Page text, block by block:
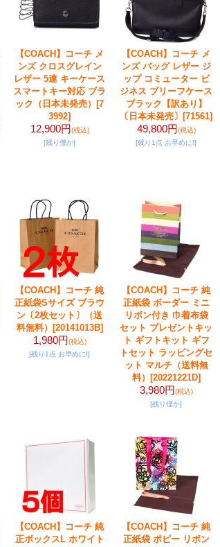
【COACH】コーチ メ
ンズ クロスグレイン
レザー 5連 キーケース
スマートキー対応 ブラ
ック（日本未発売）
[7
3992]
12,900円(税込)
[残り僅か]
【COACH】コーチ メ
ンズ バッグ レザー ジ
ップ コミューター ビ
ジネス ブリーフケース
ブラック【訳あり】
〔日本未発売〕 [71561]
49,800円(税込)
[残り1点 お早めに!]
【COACH】コーチ 純
正紙袋Sサイズ ブラウ
ン〔2枚セット〕（送
料無料）
[20141013B]
1,980円(税込)
[残り1点 お早めに!]
【COACH】コーチ 純
正紙袋 ボーダー ミニ
リボン付き 巾着布袋
セット プレゼントキッ
ト ギフトキット ギフ
トセット ラッピングセ
ット マルチ（送料無
料）
[20221221D]
3,980円(税込)
[残り僅か]
【COACH】コーチ 純
正ボックスL ホワイト
【COACH】コーチ 純
正紙袋 ポピー リボン